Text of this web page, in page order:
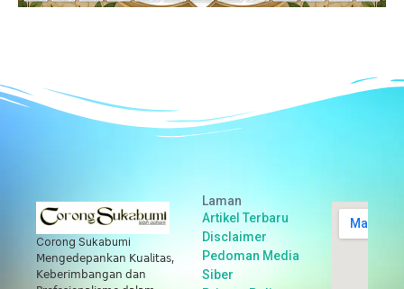
Corong Sukabumi
𝖬𝖾𝗇𝗀𝖾𝖽𝖾𝗉𝖺𝗇𝗄𝖺𝗇 𝖪𝗎𝖺𝗅𝗂𝗍𝖺𝗌,
𝖪𝖾𝖻𝖾𝗋𝗂𝗆𝖻𝖺𝗇𝗀𝖺𝗇 𝖽𝖺𝗇
Laman
Artikel Terbaru
Disclaimer
Pedoman Media
Siber